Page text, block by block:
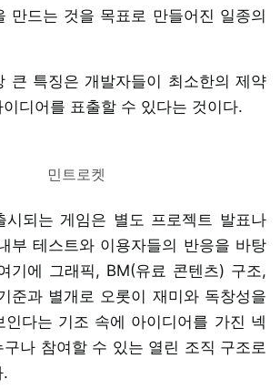
만드는 것을 목표로 만들어진 일종의
큰 특징은 개발자들이 최소한의 제약
디어를 표출할 수 있다는 것이다.
민트로켓
시되는 게임은 별도 프로젝트 발표나
부 테스트와 이용자들의 반응을 바탕
기에 그래픽, BM(유료 콘텐츠) 구조,
준과 별개로 오롯이 재미와 독창성을
인다는 기조 속에 아이디어를 가진 넥
나 참여할 수 있는 열린 조직 구조로
.